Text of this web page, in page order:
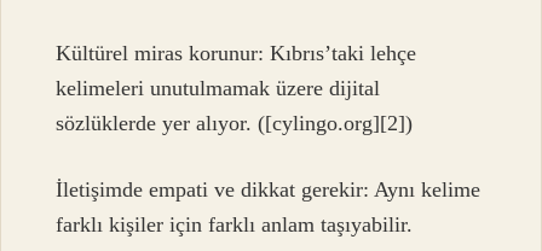
Kültürel miras korunur: Kıbrıs’taki lehçe
kelimeleri unutulmamak üzere dijital
sözlüklerde yer alıyor. ([cylingo.org][2])
İletişimde empati ve dikkat gerekir: Aynı kelime
farklı kişiler için farklı anlam taşıyabilir.